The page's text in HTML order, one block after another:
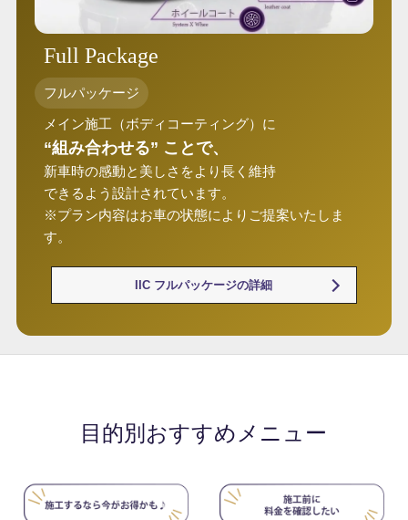
Full Package
フルパッケージ
メイン施工（ボディコーティング）に
“組み合わせる” ことで、
新車時の感動と美しさをより長く維持
できるよう設計されています。
※プラン内容はお車の状態によりご提案いたしま
す。
IIC フルパッケージの詳細
目的別おすすめメニュー